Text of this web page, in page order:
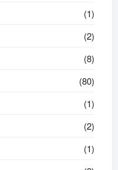
(1)
(2)
(8)
(80)
(1)
(2)
(1)